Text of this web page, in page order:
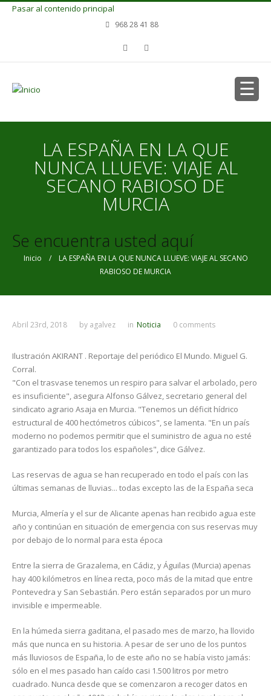
Pasar al contenido principal
968 28 41 88
LA ESPAÑA EN LA QUE
NUNCA LLUEVE: VIAJE AL
SECANO RABIOSO DE
MURCIA
Se encuentra usted aquí
Inicio / LA ESPAÑA EN LA QUE NUNCA LLUEVE: VIAJE AL SECANO
RABIOSO DE MURCIA
Abril 23rd, 2018 by agalvez in Noticia 0 comments
Ilustración AKIRANT . Reportaje del periódico El Mundo. Miguel G.
Corral.
"Con el trasvase tenemos un respiro para salvar el arbolado, pero
es insuficiente", asegura Alfonso Gálvez, secretario general del
sindicato agrario Asaja en Murcia. "Tenemos un déficit hídrico
estructural de 400 hectómetros cúbicos", se lamenta. "En un país
moderno no podemos permitir que el suministro de agua no esté
garantizado para todos los españoles", dice Gálvez.
Las reservas de agua se han recuperado en todo el país con las
últimas semanas de lluvias... todas excepto las de la España seca
Murcia, Almería y el sur de Alicante apenas han recibido agua este
año y continúan en situación de emergencia con sus reservas muy
por debajo de lo normal para esta época
Entre la sierra de Grazalema, en Cádiz, y Águilas (Murcia) apenas
hay 400 kilómetros en línea recta, poco más de la mitad que entre
Pontevedra y San Sebastián. Pero están separados por un muro
invisible e impermeable.
En la húmeda sierra gaditana, el pasado mes de marzo, ha llovido
más que nunca en su historia. A pesar de ser uno de los puntos
más lluviosos de España, lo de este año no se había visto jamás:
sólo en el mes pasado han caído casi 1.500 litros por metro
cuadrado. Nunca desde que se comenzaron a recoger datos en